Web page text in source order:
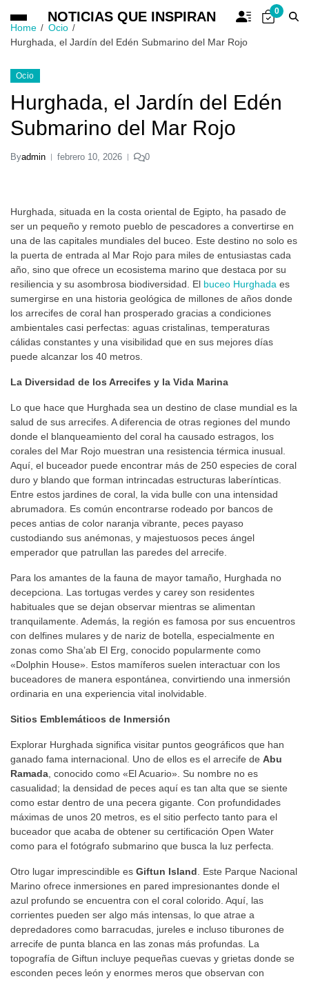
NOTICIAS QUE INSPIRAN 0
Home
Ocio
Hurghada, el Jardín del Edén Submarino del Mar Rojo
Ocio
Hurghada, el Jardín del Edén
Submarino del Mar Rojo
Byadmin febrero 10, 2026 0
Hurghada, situada en la costa oriental de Egipto, ha pasado de
ser un pequeño y remoto pueblo de pescadores a convertirse en
una de las capitales mundiales del buceo. Este destino no solo es
la puerta de entrada al Mar Rojo para miles de entusiastas cada
año, sino que ofrece un ecosistema marino que destaca por su
resiliencia y su asombrosa biodiversidad. El buceo Hurghada es
sumergirse en una historia geológica de millones de años donde
los arrecifes de coral han prosperado gracias a condiciones
ambientales casi perfectas: aguas cristalinas, temperaturas
cálidas constantes y una visibilidad que en sus mejores días
puede alcanzar los 40 metros.
La Diversidad de los Arrecifes y la Vida Marina
Lo que hace que Hurghada sea un destino de clase mundial es la
salud de sus arrecifes. A diferencia de otras regiones del mundo
donde el blanqueamiento del coral ha causado estragos, los
corales del Mar Rojo muestran una resistencia térmica inusual.
Aquí, el buceador puede encontrar más de 250 especies de coral
duro y blando que forman intrincadas estructuras laberínticas.
Entre estos jardines de coral, la vida bulle con una intensidad
abrumadora. Es común encontrarse rodeado por bancos de
peces antias de color naranja vibrante, peces payaso
custodiando sus anémonas, y majestuosos peces ángel
emperador que patrullan las paredes del arrecife.
Para los amantes de la fauna de mayor tamaño, Hurghada no
decepciona. Las tortugas verdes y carey son residentes
habituales que se dejan observar mientras se alimentan
tranquilamente. Además, la región es famosa por sus encuentros
con delfines mulares y de nariz de botella, especialmente en
zonas como Sha’ab El Erg, conocido popularmente como
«Dolphin House». Estos mamíferos suelen interactuar con los
buceadores de manera espontánea, convirtiendo una inmersión
ordinaria en una experiencia vital inolvidable.
Sitios Emblemáticos de Inmersión
Explorar Hurghada significa visitar puntos geográficos que han
ganado fama internacional. Uno de ellos es el arrecife de Abu
Ramada , conocido como «El Acuario». Su nombre no es
casualidad; la densidad de peces aquí es tan alta que se siente
como estar dentro de una pecera gigante. Con profundidades
máximas de unos 20 metros, es el sitio perfecto tanto para el
buceador que acaba de obtener su certificación Open Water
como para el fotógrafo submarino que busca la luz perfecta.
Otro lugar imprescindible es Giftun Island
Este Parque Nacional
Marino ofrece inmersiones en pared impresionantes donde el
azul profundo se encuentra con el coral colorido. Aquí, las
corrientes pueden ser algo más intensas, lo que atrae a
depredadores como barracudas, jureles e incluso tiburones de
arrecife de punta blanca en las zonas más profundas. La
topografía de Giftun incluye pequeñas cuevas y grietas donde se
esconden peces león y enormes meros que observan con